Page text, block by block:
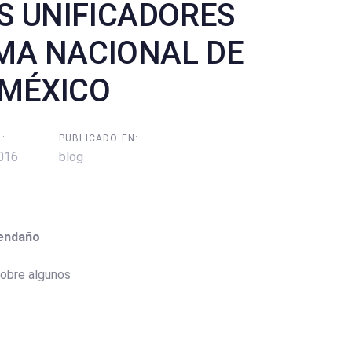
UNIFICADORES
NACIONAL DE
PUBLICADO EN:
blog
algunos